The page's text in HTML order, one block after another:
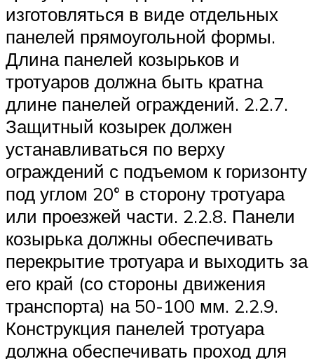
изготовляться в виде отдельных
панелей прямоугольной формы.
Длина панелей козырьков и
тротуаров должна быть кратна
длине панелей ограждений. 2.2.7.
Защитный козырек должен
устанавливаться по верху
ограждений с подъемом к горизонту
под углом 20° в сторону тротуара
или проезжей части. 2.2.8. Панели
козырька должны обеспечивать
перекрытие тротуара и выходить за
его край (со стороны движения
транспорта) на 50-100 мм. 2.2.9.
Конструкция панелей тротуара
должна обеспечивать проход для